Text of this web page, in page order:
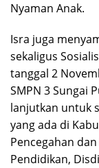
Nyaman Anak.
Isra juga
sekaligus
tanggal 2
SMPN 3 Sungai
lanjutkan untuk
yang ada di
Pencegahan
Pendidikan,